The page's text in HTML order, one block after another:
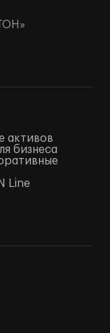
активов
бизнеса
Line